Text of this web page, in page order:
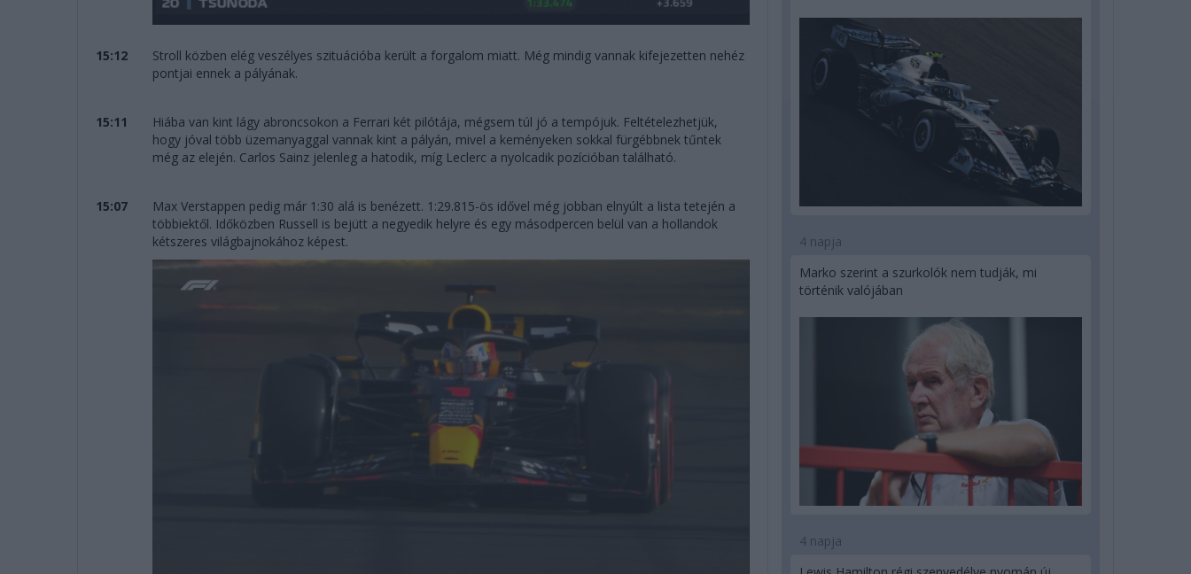
15:12
Stroll közben elég veszélyes szituációba került a forgalom miatt. Még mindig vannak kifejezetten nehéz
pontjai ennek a pályának.
15:11
Hiába van kint lágy abroncsokon a Ferrari két pilótája, mégsem túl jó a tempójuk. Feltételezhetjük,
hogy jóval több üzemanyaggal vannak kint a pályán, mivel a keményeken sokkal fürgébbnek tűntek
még az elején. Carlos Sainz jelenleg a hatodik, míg Leclerc a nyolcadik pozícióban található.
15:07
Max Verstappen pedig már 1:30 alá is benézett. 1:29.815-ös idővel még jobban elnyúlt a lista tetején a
többiektől. Időközben Russell is bejütt a negyedik helyre és egy másodpercen belül van a hollandok
kétszeres világbajnokához képest.
4 napja
Marko szerint a szurkolók nem tudják, mi
történik valójában
4 napja